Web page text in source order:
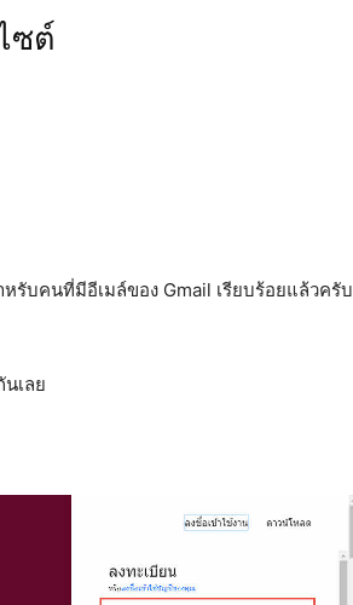
ซต์
รับคนที่มีอีเมล์ของ Gmail เรียบร้อยแล้วครับ
เลย